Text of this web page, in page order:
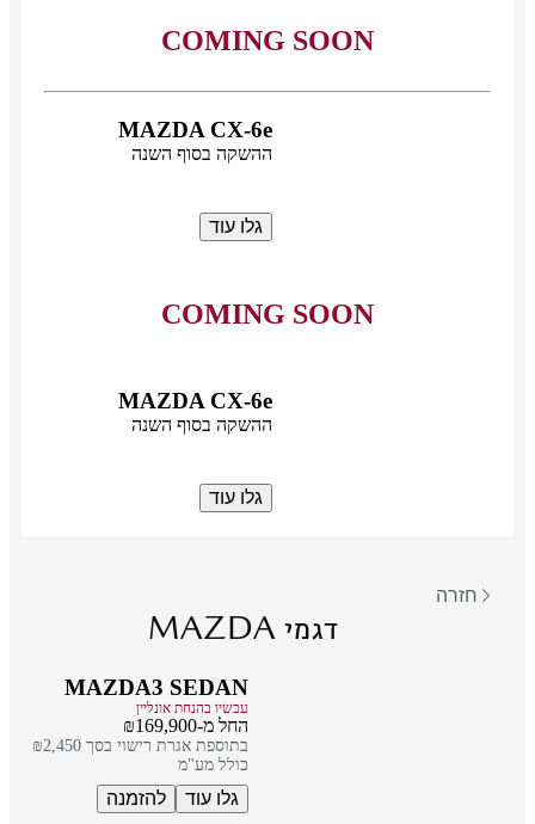
COMING SOON
MAZDA CX-6e
ההשקה בסוף השנה
גלו עוד
COMING SOON
MAZDA CX-6e
ההשקה בסוף השנה
גלו עוד
חזרה
דגמיMAZDA
MAZDA3 SEDAN
עכשיו בהנחת אונליין
החל מ-₪169,900
בתוספת אגרת רישוי בסך ₪2,450
כולל מע"מ
גלו עוד להזמנה